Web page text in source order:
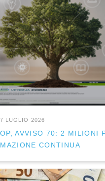
LUGLIO 2026
AVVISO 70: 2 MILIONI
CONTINUA